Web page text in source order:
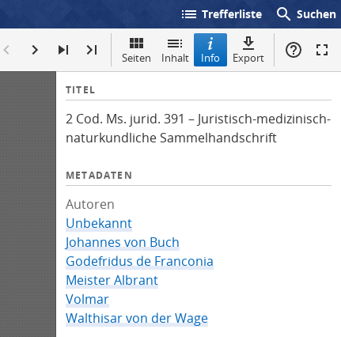
list Trefferliste search Suchen
Seiten Inhalt Info Export
I
f
o
TITEL
2 Cod. Ms. jurid. 391 – Juristisch-medizinisch-
naturkundliche Sammelhandschrift
METADATEN
Autoren
Unbekannt
Johannes von Buch
Godefridus de Franconia
Meister Albrant
Volmar
Walthisar von der Wage